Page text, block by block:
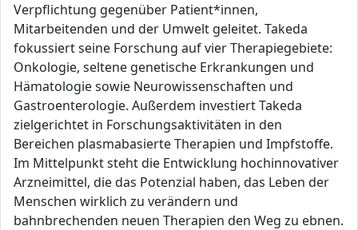
Verpflichtung gegenüber Patient*innen,
Mitarbeitenden und der Umwelt geleitet. Takeda
fokussiert seine Forschung auf vier Therapiegebiete:
Onkologie, seltene genetische Erkrankungen und
Hämatologie sowie Neurowissenschaften und
Gastroenterologie. Außerdem investiert Takeda
zielgerichtet in Forschungsaktivitäten in den
Bereichen plasmabasierte Therapien und Impfstoffe.
Im Mittelpunkt steht die Entwicklung hochinnovativer
Arzneimittel, die das Potenzial haben, das Leben der
Menschen wirklich zu verändern und
bahnbrechenden neuen Therapien den Weg zu ebnen.